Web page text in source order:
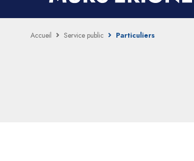
Accueil Service public Particuliers